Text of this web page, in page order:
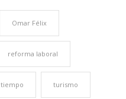
Omar Félix
reforma laboral
tiempo turismo